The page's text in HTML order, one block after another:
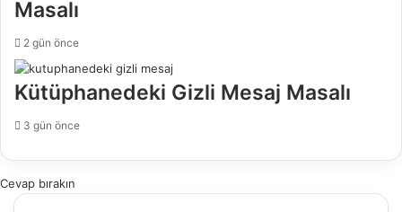
Masalı
2 gün önce
Kütüphanedeki Gizli Mesaj Masalı
3 gün önce
Cevap bırakın